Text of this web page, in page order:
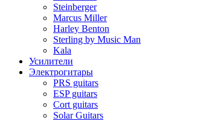
Steinberger
Marcus Miller
Harley Benton
Sterling by Music Man
Kala
Усилители
Электрогитары
PRS guitars
ESP guitars
Cort guitars
Solar Guitars